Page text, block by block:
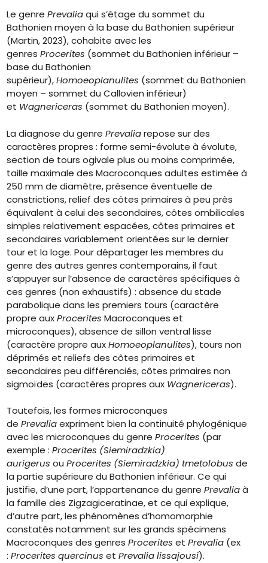
Le genrePrevaliaqui s’étage du sommet du
Bathonien moyen à la base du Bathonien supérieur
(Martin, 2023), cohabite avec les
genresProcerites (sommet du Bathonien inférieur –
base du Bathonien
supérieur),Homoeoplanulites (sommet du Bathonien
moyen – sommet du Callovien inférieur)
et Wagnericeras (sommet du Bathonien moyen).
La diagnose du genrePrevaliarepose sur des
caractères propres : forme semi-évolute à évolute,
section de tours ogivale plus ou moins comprimée,
taille maximale des Macroconques adultes estimée à
250 mm de diamètre, présence éventuelle de
constrictions, relief des côtes primaires à peu près
équivalent à celui des secondaires, côtes ombilicales
simples relativement espacées, côtes primaires et
secondaires variablement orientées sur le dernier
tour et la loge. Pour départager les membres du
genre des autres genres contemporains, il faut
s’appuyer sur l’absence de caractères spécifiques à
ces genres (non exhaustifs) : absence du stade
parabolique dans les premiers tours (caractère
propre auxProcerites Macroconques et
microconques), absence de sillon ventral lisse
(caractère propre auxHomoeoplanulites), tours non
déprimés et reliefs des côtes primaires et
secondaires peu différenciés, côtes primaires non
sigmoïdes (caractères propres aux Wagnericeras).
Toutefois, les formes microconques
dePrevaliaexpriment bien la continuité phylogénique
avec les microconques du genreProcerites (par
exemple :Procerites (Siemiradzkia)
aurigerus ouProcerites (Siemiradzkia) tmetolobus de
la partie supérieure du Bathonien inférieur. Ce qui
justifie, d’une part, l’appartenance du genrePrevaliaà
la famille des Zigzagiceratinae, et ce qui explique,
d’autre part, les phénomènes d’homomorphie
constatés notamment sur les grands spécimens
Macroconques des genresProcerites etPrevalia (ex
:Procerites quercinus etPrevalia lissajousi).